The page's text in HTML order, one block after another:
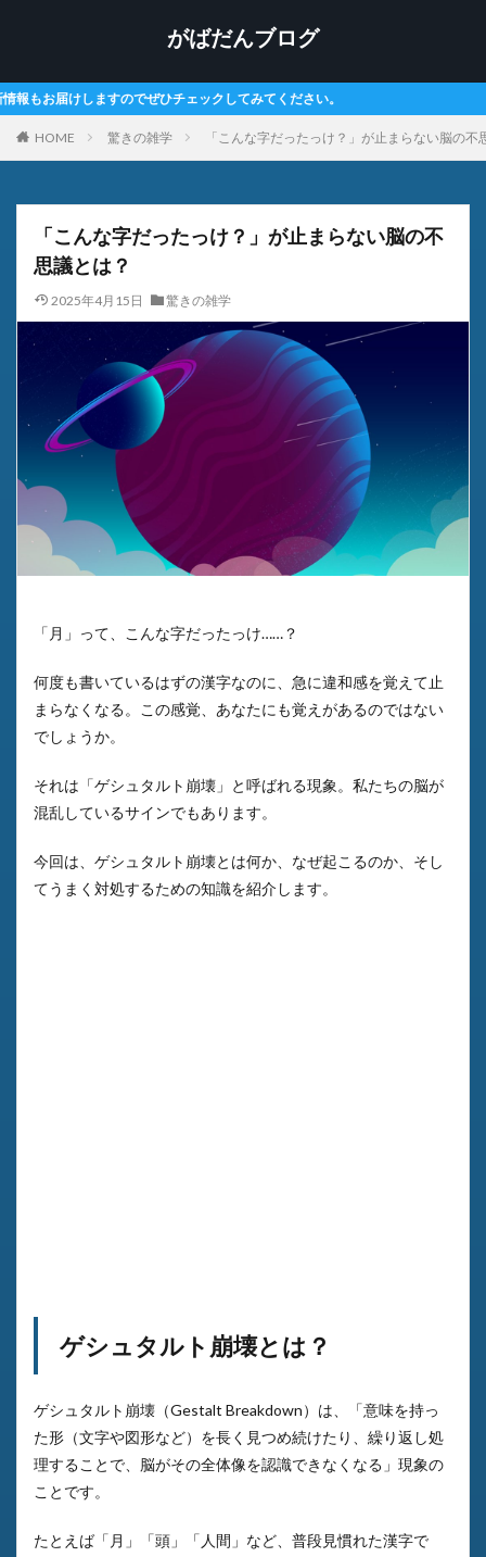
がばだんブログ
てください。
HOME 驚きの雑学 「こんな字だったっけ？」が止まらない脳の不
「こんな字だったっけ？」が止まらない脳の不
思議とは？
2025年4月15日 驚きの雑学
「月」って、こんな字だったっけ……？
何度も書いているはずの漢字なのに、急に違和感を覚えて止
まらなくなる。この感覚、あなたにも覚えがあるのではない
でしょうか。
それは「ゲシュタルト崩壊」と呼ばれる現象。私たちの脳が
混乱しているサインでもあります。
今回は、ゲシュタルト崩壊とは何か、なぜ起こるのか、そし
てうまく対処するための知識を紹介します。
ゲシュタルト崩壊とは？
ゲシュタルト崩壊（Gestalt Breakdown）は、「意味を持っ
た形（文字や図形など）を長く見つめ続けたり、繰り返し処
理することで、脳がその全体像を認識できなくなる」現象の
ことです。
たとえば「月」「頭」「人間」など、普段見慣れた漢字で